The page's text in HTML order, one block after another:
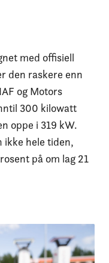
med offisiell
den raskere enn
og Motors
300 kilowatt
oppe i 319 kW.
ikke hele tiden,
på om lag 21